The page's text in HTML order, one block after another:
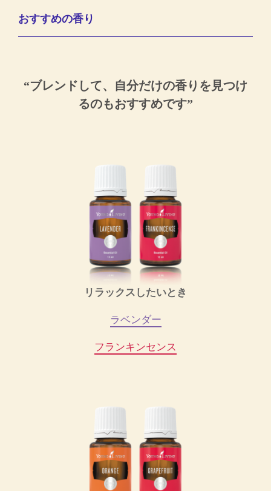
おすすめの香り
“ブレンドして、自分だけの香りを見つけ
るのもおすすめです”
リラックスしたいとき
ラベンダー
フランキンセンス